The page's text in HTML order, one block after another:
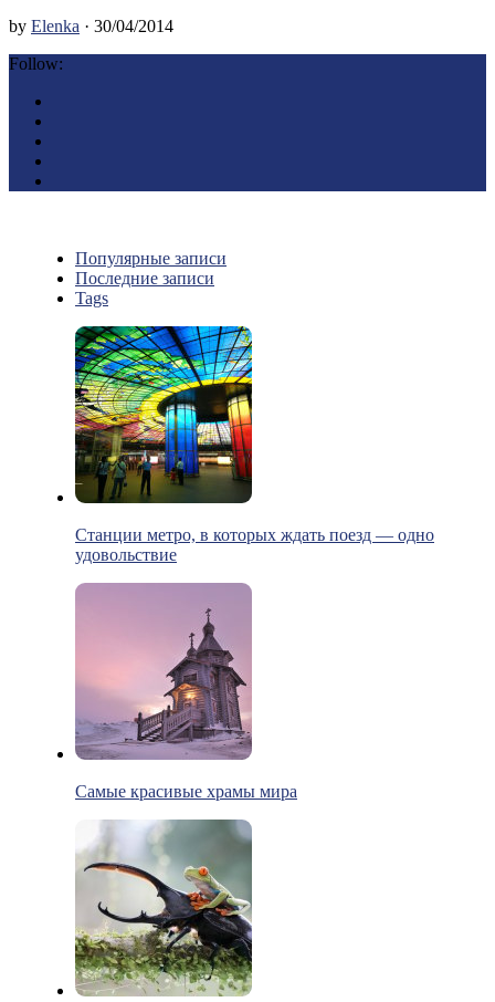
by Elenka · 30/04/2014
Follow:
Популярные записи
Последние записи
Tags
Станции метро, в которых ждать поезд — одно
удовольствие
Самые красивые храмы мира